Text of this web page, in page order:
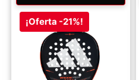
¡Oferta -21%!